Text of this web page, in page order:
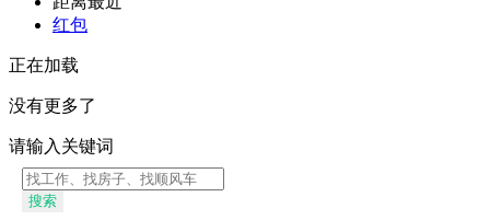
红包
正在加载
没有更多了
请输入关键词
搜索